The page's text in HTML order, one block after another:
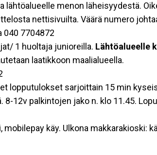
menon läheisyydestä.
nettisivuilta. Väärä numero
040 7704872
1 huoltaja junioreilla. Lähtöalueelle
laatikkoon maalialueella.
lopputulokset sarjoittain 15 min
12v palkintojen jako n. klo 11.45.
käy. Ulkona makkarakioski: